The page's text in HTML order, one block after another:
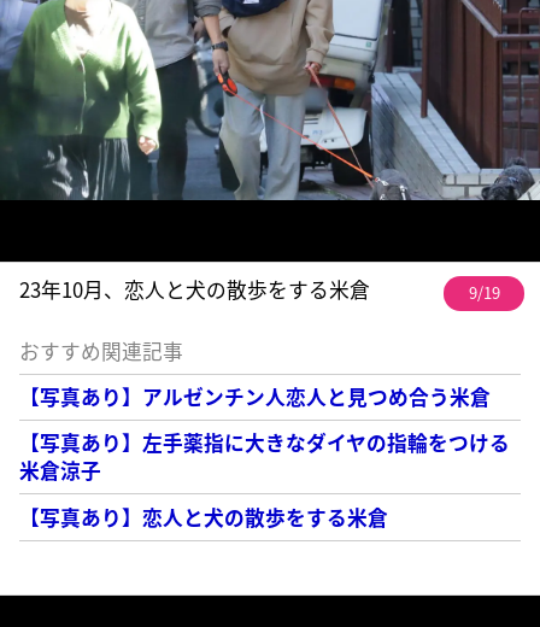
23年10月、恋人と犬の散歩をする米倉 9/19
おすすめ関連記事
【写真あり】アルゼンチン人恋人と見つめ合う米倉
【写真あり】左手薬指に大きなダイヤの指輪をつける
米倉涼子
【写真あり】恋人と犬の散歩をする米倉